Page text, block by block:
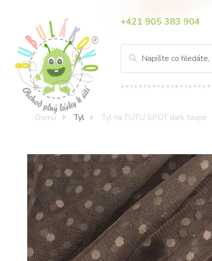
+421 905 383 904
Domů Tyl Tyl na TUTU SPOT dark taupe